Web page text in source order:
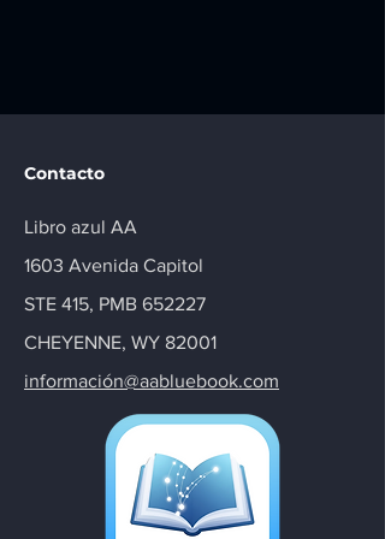
Contacto
Libro azul AA
1603 Avenida Capitol
STE 415, PMB 652227
CHEYENNE, WY 82001
información@aabluebook.com